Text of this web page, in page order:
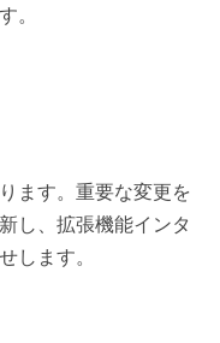
。
ます。重要な変更を
し、拡張機能インタ
します。